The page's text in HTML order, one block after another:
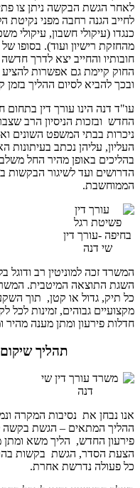
לאחר הגשת הבקשה ניתן צו
לחייב הגנה רחבה מפני נקיטת
כנגדו (עיקולי חשבון, עיקולי
מהחזקת רישיון ועוד). בסופו
חובותיו והחייב יצא לדרך
החוק קיימת גם אפשרות
ובכך להביא לסיום ההליך בזמן
עו"ד דנה הינו עורך דין בתחום
החדש ובזכות הניסיון הרב
ניכרות בבתי המשפט השונים
העליון, עליהן נכתב בעיתונות
בהליכים באופן מהיר החל
הדרושים ועד לשיגור
הממוחשבת.
המשרד זכה למוניטין רב ודוגל
השגת התוצאה המיטבית.
כל תיק, גדול או קטן, תוך
מקצועיים גבוהים, זמינות לכל
חדלות פירעון ומתן מענה
תהליך
אנו נבחן את נסיבות המקרה
ההליך המתאים – הגשת בקשה
פירעון החדש, הליך משא ומתן
הצעת הסדר, הגשת בקשות
כל פעולה נדרשת אחרת.